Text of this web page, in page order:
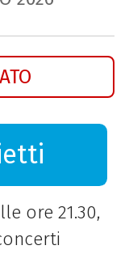
ore 21.30,